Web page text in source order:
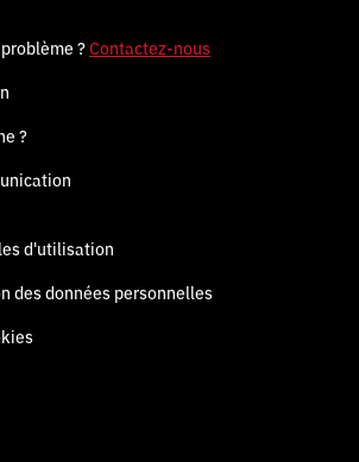
?Contactez-nous
?
d'utilisation
des données personnelles